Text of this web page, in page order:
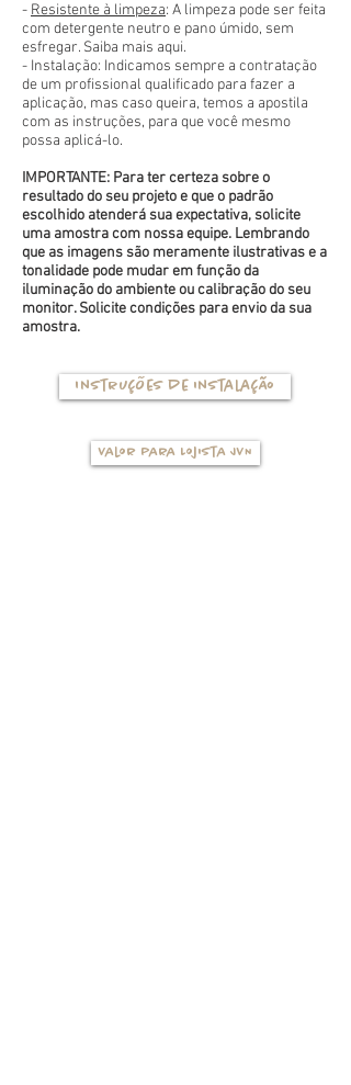
- Resistente à limpeza: A limpeza pode ser feita
com detergente neutro e pano úmido, sem
esfregar. Saiba mais aqui.
- Instalação: Indicamos sempre a contratação
de um profissional qualificado para fazer a
aplicação, mas caso queira, temos a apostila
com as instruções, para que você mesmo
possa aplicá-lo.
IMPORTANTE: Para ter certeza sobre o
resultado do seu projeto e que o padrão
escolhido atenderá sua expectativa, solicite
uma amostra com nossa equipe. Lembrando
que as imagens são meramente ilustrativas e a
tonalidade pode mudar em função da
iluminação do ambiente ou calibração do seu
monitor. Solicite condições para envio da sua
amostra.
Instruções de instalação
Valor para Lojista JVN